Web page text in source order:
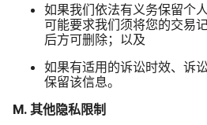
如果​我们​依法​有​义务​保留​个​
可能​要求​我们​须​将​您​的​交易​
后​方​可​删除；​以及
如果​有​适用​的​诉讼​时效、​诉
保留​该​信息。
M. 其他​隐私​限制